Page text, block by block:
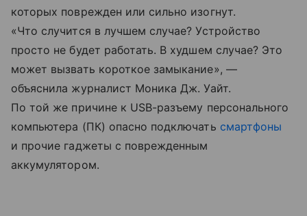
которых поврежден или сильно изогнут.
«Что случится в лучшем случае? Устройство
просто не будет работать. В худшем случае? Это
может вызвать короткое замыкание», —
объяснила журналист Моника Дж. Уайт.
По той же причине к USB-разъему персонального
компьютера (ПК) опасно подключать смартфоны
и прочие гаджеты с поврежденным
аккумулятором.